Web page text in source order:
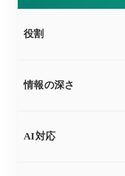
役割
情報の深さ
AI対応